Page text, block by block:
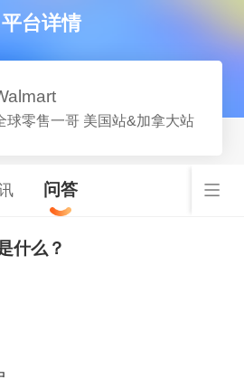
平台详情
球零售一哥 美国站&加拿大站
问答
什么？